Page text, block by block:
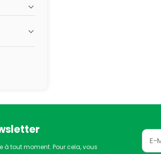
à tout moment. Pour cela, vous